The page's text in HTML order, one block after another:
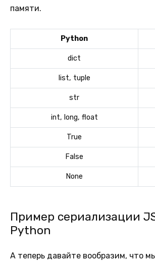
памяти.
Python
dict
list, tuple
str
int, long, float
True
False
None
Пример сериализации
Python
А теперь давайте вообразим, что